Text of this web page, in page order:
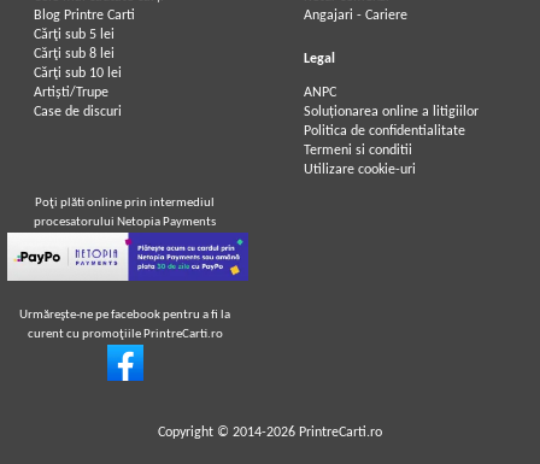
Blog Printre Carti
Cărţi sub 5 lei
Cărţi sub 8 lei
Cărţi sub 10 lei
Artiști/Trupe
Case de discuri
Angajari - Cariere
Legal
ANPC
Soluționarea online a litigiilor
Politica de confidentialitate
Termeni si conditii
Utilizare cookie-uri
Poţi plăti online prin intermediul
procesatorului Netopia Payments
Urmăreşte-ne pe facebook pentru a fi la
curent cu promoţiile PrintreCarti.ro
Copyright © 2014-2026 PrintreCarti.ro